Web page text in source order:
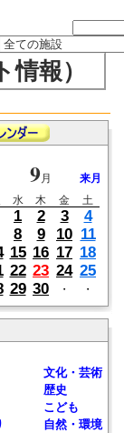
報）
9月
来月
水 木 金
土
1 2 3
4
8 9 10 11
15 16 17 18
22 23 24 25
29 30 ・ ・
文化・芸術
歴史
こども
自然・環境